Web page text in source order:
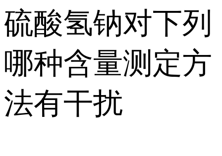
硫酸氢钠对下列
哪种含量测定方
法有干扰